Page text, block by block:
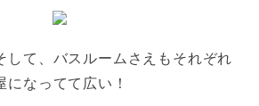
して、バスルームさえもそれぞれ
なってて広い！